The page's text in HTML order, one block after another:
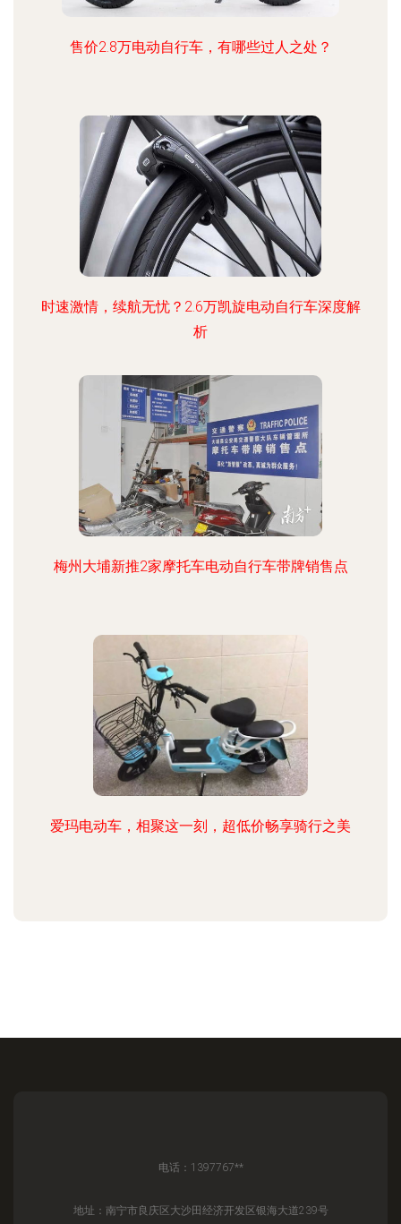
售价2.8万电动自行车，有哪些过人之处？
时速激情，续航无忧？2.6万凯旋电动自行车深度解
析
梅州大埔新推2家摩托车电动自行车带牌销售点
爱玛电动车，相聚这一刻，超低价畅享骑行之美
电话：1397767**
地址：南宁市良庆区大沙田经济开发区银海大道239号